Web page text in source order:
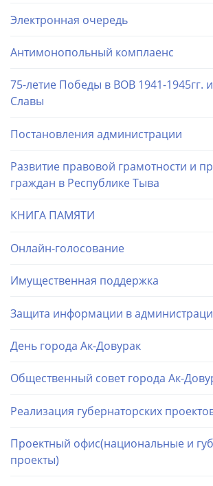
Электронная очередь
Антимонопольный комплаенс
75-летие Победы в ВОВ 1941-1945гг.
Славы
Постановления администрации
Развитие правовой грамотности и
граждан в Республике Тыва
КНИГА ПАМЯТИ
Онлайн-голосование
Имущественная поддержка
Защита информации в
День города Ак-Довурак
Общественный совет города Ак-
Реализация губернаторских
Проектный офис(национальные и
проекты)